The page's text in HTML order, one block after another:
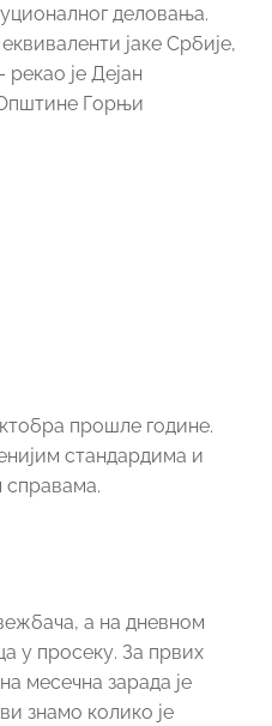
деловања.
јаке Србије,
је Дејан
Горњи
прошле године.
стандардима и
а на дневном
у просеку. За првих
месечна зарада је
знамо колико је